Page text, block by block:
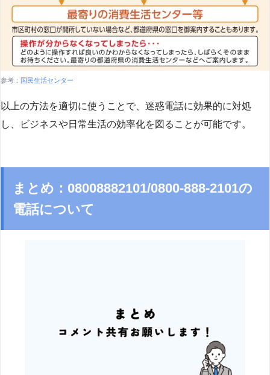
参考： 国民生活センター
以上の方法を適切に使うことで、迷惑電話に効果的に対処
し、ビジネスや日常生活の効率化を図ることが可能です。
まとめ：08008882101/0800-888-2101の
電話について